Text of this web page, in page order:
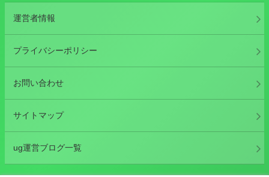
運営者情報
プライバシーポリシー
お問い合わせ
サイトマップ
ug運営ブログ一覧